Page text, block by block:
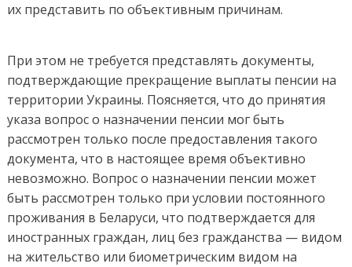
их представить по объективным причинам.
При этом не требуется представлять документы,
подтверждающие прекращение выплаты пенсии на
территории Украины. Поясняется, что до принятия
указа вопрос о назначении пенсии мог быть
рассмотрен только после предоставления такого
документа, что в настоящее время объективно
невозможно. Вопрос о назначении пенсии может
быть рассмотрен только при условии постоянного
проживания в Беларуси, что подтверждается для
иностранных граждан, лиц без гражданства — видом
на жительство или биометрическим видом на